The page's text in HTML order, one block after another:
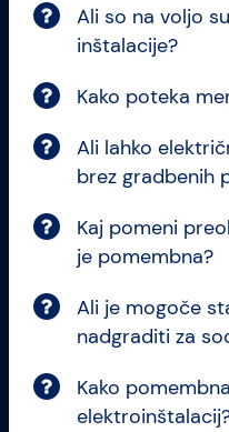
Ali so na voljo
inštalacije?
Kako poteka
Ali lahko
brez gradbenih
Kaj pomeni
je pomembna?
Ali je mogoče
nadgraditi za
Kako